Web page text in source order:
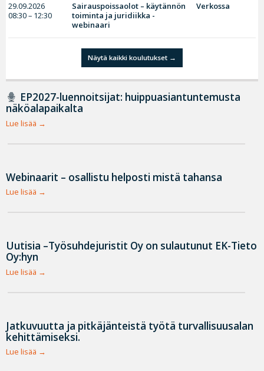
29.09.2026
08:30 – 12:30
Sairauspoissaolot – käytännön
toiminta ja juridiikka -
webinaari
Verkossa
Näytä kaikki koulutukset
EP2027-luennoitsijat: huippuasiantuntemusta
näköalapaikalta
Lue lisää
Webinaarit – osallistu helposti mistä tahansa
Lue lisää
Uutisia –Työsuhdejuristit Oy on sulautunut EK-Tieto
Oy:hyn
Lue lisää
Jatkuvuutta ja pitkäjänteistä työtä turvallisuusalan
kehittämiseksi.
Lue lisää